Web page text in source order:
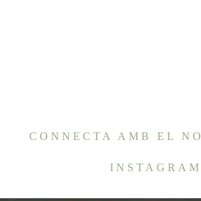
CONNECTA AMB EL
INSTAGRAM